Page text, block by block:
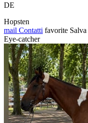
DE
Hopsten
mail Contatti favorite Salva
Eye-catcher